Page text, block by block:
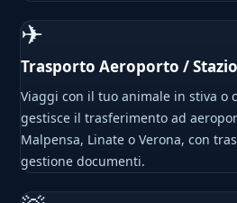
✈
Trasporto Aeroporto /
Viaggi con il tuo animale in stiva o
gestisce il trasferimento ad
Malpensa, Linate o Verona, con
gestione documenti.